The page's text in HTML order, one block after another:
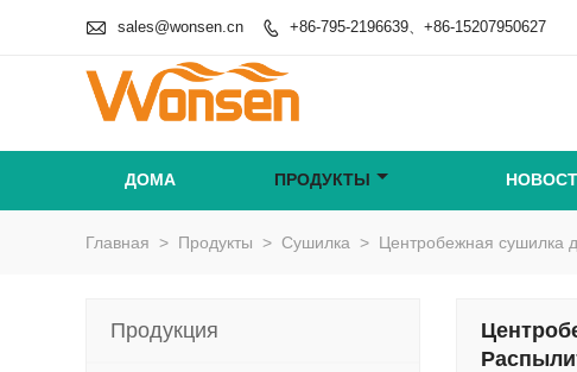
 sales@wonsen.cn  +86-795-2196639、+86-15207950627
ДОМА ПРОДУКТЫ
Главная > Продукты > Сушилка > Центробежная сушилка
Продукция